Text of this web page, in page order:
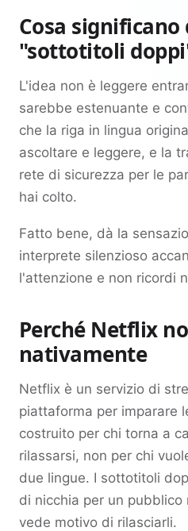
Cosa significano
"sottotitoli
L'idea non è leggere
sarebbe estenuante e
che la riga in lingua
ascoltare e leggere, e la
rete di sicurezza per le
hai colto.
Fatto bene, dà la
interprete silenzioso
l'attenzione e non ricordi
Perché Netflix
nativamente
Netflix è un servizio di
piattaforma per imparare
costruito per chi torna a
rilassarsi, non per chi
due lingue. I sottotitoli
di nicchia per un
vede motivo di rilasciarli.